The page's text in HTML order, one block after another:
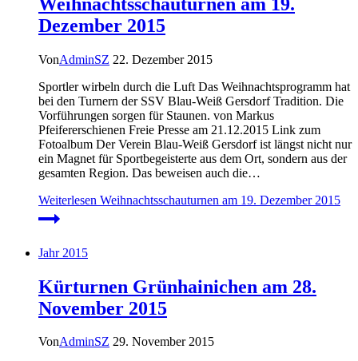
Dezember 2015
VonAdminSZ 22. Dezember 2015
Sportler wirbeln durch die Luft Das Weihnachtsprogramm hat
bei den Turnern der SSV Blau-Weiß Gersdorf Tradition. Die
Vorführungen sorgen für Staunen. von Markus
Pfeifererschienen Freie Presse am 21.12.2015 Link zum
Fotoalbum Der Verein Blau-Weiß Gersdorf ist längst nicht nur
ein Magnet für Sportbegeisterte aus dem Ort, sondern aus der
gesamten Region. Das beweisen auch die…
Weiterlesen Weihnachtsschauturnen am 19. Dezember 2015
Jahr 2015
Kürturnen Grünhainichen am 28.
November 2015
VonAdminSZ 29. November 2015